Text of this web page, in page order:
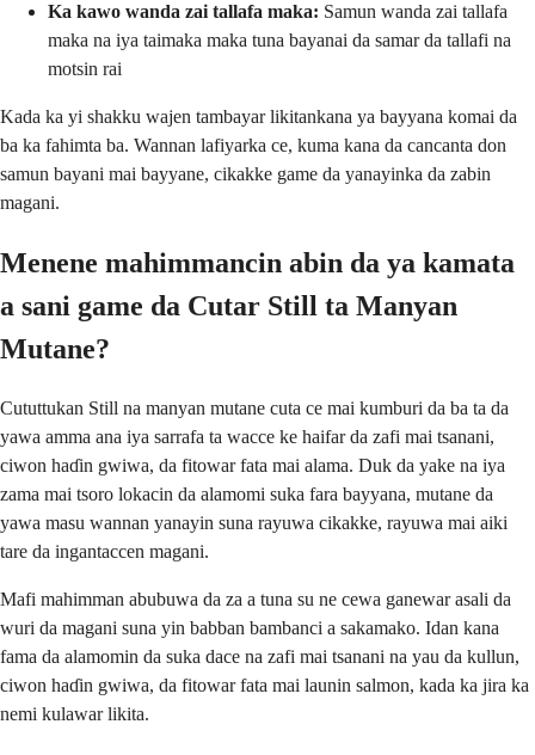
Ka kawo wanda zai tallafa maka: Samun wanda zai tallafa
maka na iya taimaka maka tuna bayanai da samar da tallafi na
motsin rai
Kada ka yi shakku wajen tambayar likitankana ya bayyana komai da
ba ka fahimta ba. Wannan lafiyarka ce, kuma kana da cancanta don
samun bayani mai bayyane, cikakke game da yanayinka da zabin
magani.
Menene mahimmancin abin da ya kamata
a sani game da Cutar Still ta Manyan
Mutane?
Cututtukan Still na manyan mutane cuta ce mai kumburi da ba ta da
yawa amma ana iya sarrafa ta wacce ke haifar da zafi mai tsanani,
ciwon haɗin gwiwa, da fitowar fata mai alama. Duk da yake na iya
zama mai tsoro lokacin da alamomi suka fara bayyana, mutane da
yawa masu wannan yanayin suna rayuwa cikakke, rayuwa mai aiki
tare da ingantaccen magani.
Mafi mahimman abubuwa da za a tuna su ne cewa ganewar asali da
wuri da magani suna yin babban bambanci a sakamako. Idan kana
fama da alamomin da suka dace na zafi mai tsanani na yau da kullun,
ciwon haɗin gwiwa, da fitowar fata mai launin salmon, kada ka jira ka
nemi kulawar likita.